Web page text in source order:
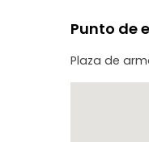
Punto de
Plaza de